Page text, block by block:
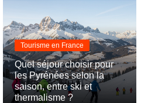
Tourisme en France
Quel séjour choisir pour
les Pyrénées selon la
saison, entre ski et
thermalisme ?